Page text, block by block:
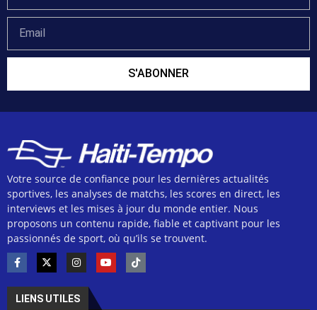
S'ABONNER
Votre source de confiance pour les dernières actualités
sportives, les analyses de matchs, les scores en direct, les
interviews et les mises à jour du monde entier. Nous
proposons un contenu rapide, fiable et captivant pour les
passionnés de sport, où qu’ils se trouvent.
LIENS UTILES